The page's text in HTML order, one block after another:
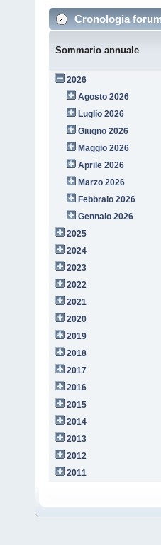
Cronologia
Sommario annuale
2026
Agosto 2026
Luglio 2026
Giugno 2026
Maggio 2026
Aprile 2026
Marzo 2026
Febbraio 2026
Gennaio 2026
2025
2024
2023
2022
2021
2020
2019
2018
2017
2016
2015
2014
2013
2012
2011